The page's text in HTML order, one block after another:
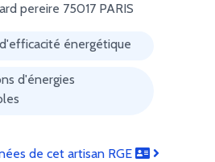
pereire 75017 PARIS
énergétique
d'énergies
de cet artisan RGE